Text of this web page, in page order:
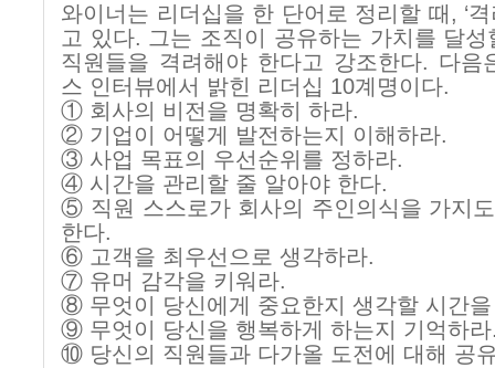
와이너는 리더십을 한 단어로 정리할 때 , ‘
고 있다. 그는 조직이 공유하는 가치를 달
직원들을 격려해야 한다고 강조한다. 다음
스 인터뷰에서 밝힌 리더십 10계명이다.
① 회사의 비전을 명확히 하라.
② 기업이 어떻게 발전하는지 이해하라.
③ 사업 목표의 우선순위를 정하라.
④ 시간을 관리할 줄 알아야 한다.
⑤ 직원 스스로가 회사의 주인의식을 가지
한다.
⑥ 고객을 최우선으로 생각하라.
⑦ 유머 감각을 키워라.
⑧ 무엇이 당신에게 중요한지 생각할 시간
⑨ 무엇이 당신을 행복하게 하는지 기억하라
⑩ 당신의 직원들과 다가올 도전에 대해 공